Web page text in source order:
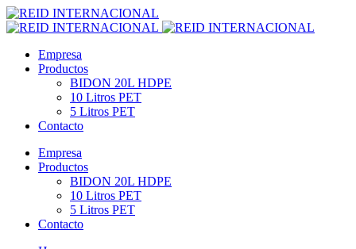
casino sitegrandpashabetroyal reels
Empresa
Productos
BIDON 20L HDPE
10 Litros PET
5 Litros PET
Contacto
Empresa
Productos
BIDON 20L HDPE
10 Litros PET
5 Litros PET
Contacto